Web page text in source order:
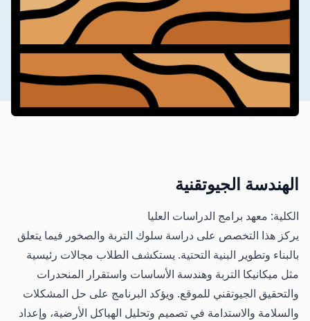
الهندسة الجيوتقنية
الكلية: معهد برامج الدراسات العليا
يركز هذا التخصص على دراسة سلوك التربة والصخور فيما يتعلق
بالبناء وتطوير البنية التحتية. يستكشف الطلاب مجالات رئيسية
مثل ميكانيكا التربة وهندسة الأساسات واستقرار المنحدرات
والتحقيق الجيوتقني للموقع. ويؤكد البرنامج على حل المشكلات
والسلامة والاستدامة في تصميم وتحليل الهياكل الأرضية، وإعداد